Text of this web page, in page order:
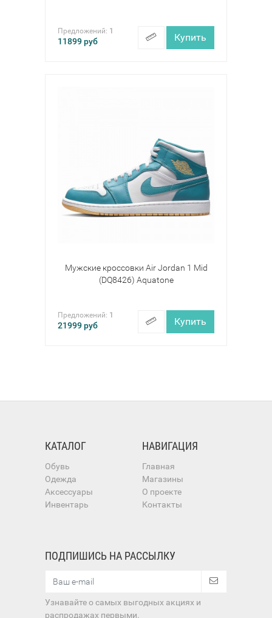
Предложений: 1
11899руб Купить
Мужские кроссовки Air Jordan 1 Mid
(DQ8426) Aquatone
Предложений: 1
21999руб Купить
КАТАЛОГ
Обувь
Одежда
Аксессуары
Инвентарь
НАВИГАЦИЯ
Главная
Магазины
О проекте
Контакты
ПОДПИШИСЬ НА РАССЫЛКУ
Узнавайте о самых выгодных акциях и
распродажах первыми.